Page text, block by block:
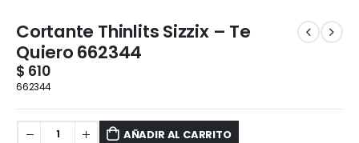
Cortante Thinlits Sizzix – Te
Quiero 662344
$ 610
662344
AÑADIR AL CARRITO